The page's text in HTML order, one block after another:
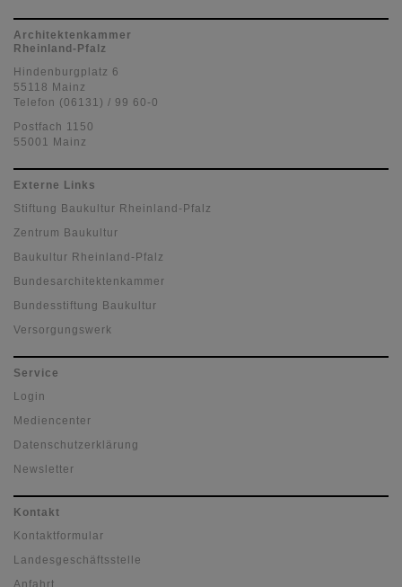
Architektenkammer
Rheinland-Pfalz
Hindenburgplatz 6
55118 Mainz
Telefon (06131) / 99 60-0
Postfach 1150
55001 Mainz
Externe Links
Stiftung Baukultur Rheinland-Pfalz
Zentrum Baukultur
Baukultur Rheinland-Pfalz
Bundesarchitektenkammer
Bundesstiftung Baukultur
Versorgungswerk
Service
Login
Mediencenter
Datenschutzerklärung
Newsletter
Kontakt
Kontaktformular
Landesgeschäftsstelle
Anfahrt